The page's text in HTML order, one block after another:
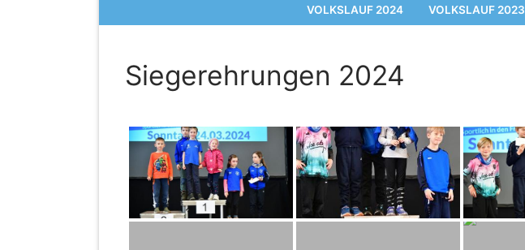
VOLKSLAUF 2024 VOLKSLAUF 2023
Siegerehrungen 2024